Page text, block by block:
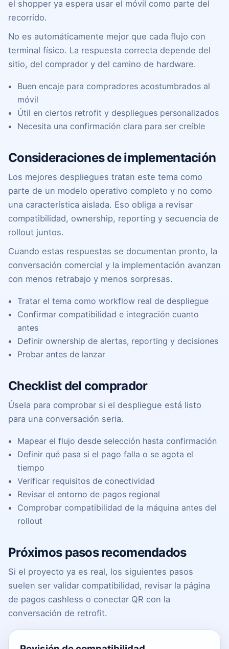
el shopper ya espera usar el móvil como parte del
recorrido.
No es automáticamente mejor que cada flujo con
terminal físico. La respuesta correcta depende del
sitio, del comprador y del camino de hardware.
Buen encaje para compradores acostumbrados al
móvil
Útil en ciertos retrofit y despliegues personalizados
Necesita una confirmación clara para ser creíble
Consideraciones de implementación
Los mejores despliegues tratan este tema como
parte de un modelo operativo completo y no como
una característica aislada. Eso obliga a revisar
compatibilidad, ownership, reporting y secuencia de
rollout juntos.
Cuando estas respuestas se documentan pronto, la
conversación comercial y la implementación avanzan
con menos retrabajo y menos sorpresas.
Tratar el tema como workflow real de despliegue
Confirmar compatibilidad e integración cuanto
antes
Definir ownership de alertas, reporting y decisiones
Probar antes de lanzar
Checklist del comprador
Úsela para comprobar si el despliegue está listo
para una conversación seria.
Mapear el flujo desde selección hasta confirmación
Definir qué pasa si el pago falla o se agota el
tiempo
Verificar requisitos de conectividad
Revisar el entorno de pagos regional
Comprobar compatibilidad de la máquina antes del
rollout
Próximos pasos recomendados
Si el proyecto ya es real, los siguientes pasos
suelen ser validar compatibilidad, revisar la página
de pagos cashless o conectar QR con la
conversación de retrofit.